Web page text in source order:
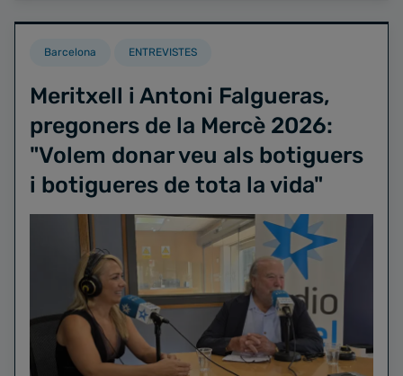
Barcelona ENTREVISTES
Meritxell i Antoni Falgueras,
pregoners de la Mercè 2026:
"Volem donar veu als botiguers
i botigueres de tota la vida"